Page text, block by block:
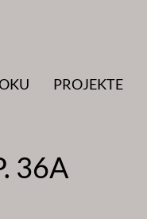
PROJEKTE
36A